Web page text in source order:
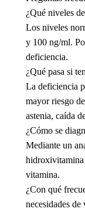
¿Qué niveles
Los niveles
y 100 ng/ml.
deficiencia.
¿Qué pasa si
La deficiencia
mayor riesgo
astenia, caída
¿Cómo se
Mediante un
hidroxivitamina
vitamina.
¿Con qué
necesidades